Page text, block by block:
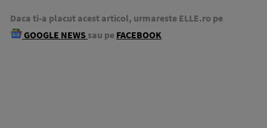
Daca ti-a placut acest articol, urmareste ELLE.ro pe
GOOGLE NEWS sau pe FACEBOOK